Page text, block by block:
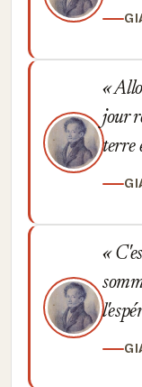
jour
terre